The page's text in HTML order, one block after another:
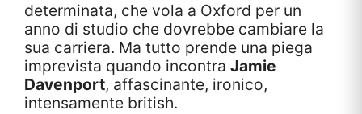
determinata, che vola a Oxford per un
anno di studio che dovrebbe cambiare la
sua carriera. Ma tutto prende una piega
imprevista quando incontra Jamie
Davenport, affascinante, ironico,
intensamente british.